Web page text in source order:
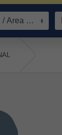
Especialidad / Área de conocimiento